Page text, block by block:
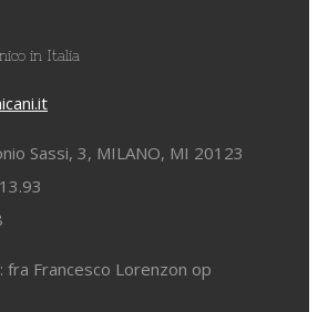
in Italia
Sassi, 3, MILANO, MI 20123
fra Francesco Lorenzon op